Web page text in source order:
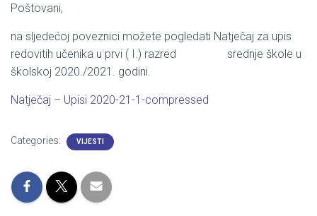
Poštovani,
na sljedećoj poveznici možete pogledati Natječaj za upis
redovitih učenika u prvi ( I.) razred srednje škole u
školskoj 2020./2021. godini.
Natječaj – Upisi 2020-21-1-compressed
Categories: VIJESTI